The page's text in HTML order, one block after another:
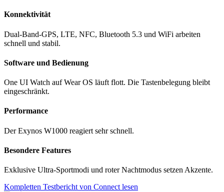
Konnektivität
Dual-Band-GPS, LTE, NFC, Bluetooth 5.3 und WiFi arbeiten
schnell und stabil.
Software und Bedienung
One UI Watch auf Wear OS läuft flott. Die Tastenbelegung bleibt
eingeschränkt.
Performance
Der Exynos W1000 reagiert sehr schnell.
Besondere Features
Exklusive Ultra-Sportmodi und roter Nachtmodus setzen Akzente.
Kompletten Testbericht von Connect lesen